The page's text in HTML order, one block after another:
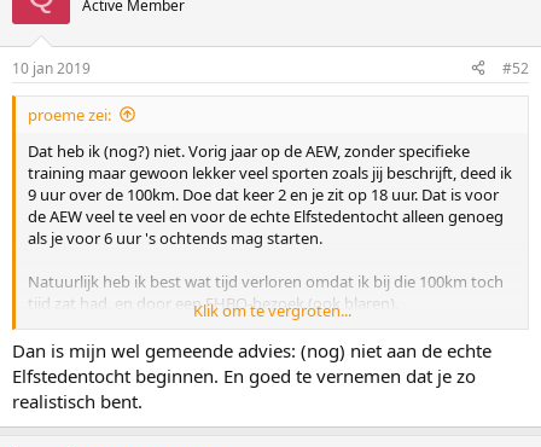
Active Member
10 jan 2019 #52
proeme zei:
Dat heb ik (nog?) niet. Vorig jaar op de AEW, zonder specifieke
training maar gewoon lekker veel sporten zoals jij beschrijft, deed ik
9 uur over de 100km. Doe dat keer 2 en je zit op 18 uur. Dat is voor
de AEW veel te veel en voor de echte Elfstedentocht alleen genoeg
als je voor 6 uur 's ochtends mag starten.
Natuurlijk heb ik best wat tijd verloren omdat ik bij die 100km toch
tijd zat had, en door een EHBO-bezoek (ook blaren).
Tegelijk was ik aan het eind zo moe (mede door het slechte ijs), dat
de 2e 100km beduidend langzamer zou zijn gegaan dan de 1e.
Klik om te vergroten...
Dan is mijn wel gemeende advies: (nog) niet aan de echte
Elfstedentocht beginnen. En goed te vernemen dat je zo
realistisch bent.